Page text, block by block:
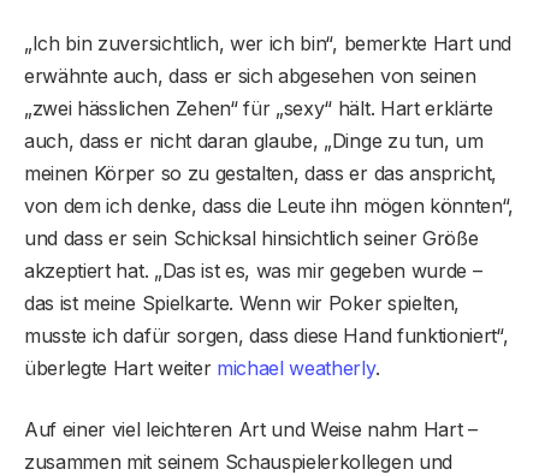
„Ich bin zuversichtlich, wer ich bin“, bemerkte Hart und
erwähnte auch, dass er sich abgesehen von seinen
„zwei hässlichen Zehen“ für „sexy“ hält. Hart erklärte
auch, dass er nicht daran glaube, „Dinge zu tun, um
meinen Körper so zu gestalten, dass er das anspricht,
von dem ich denke, dass die Leute ihn mögen könnten“,
und dass er sein Schicksal hinsichtlich seiner Größe
akzeptiert hat. „Das ist es, was mir gegeben wurde –
das ist meine Spielkarte. Wenn wir Poker spielten,
musste ich dafür sorgen, dass diese Hand funktioniert“,
überlegte Hart weiter michael weatherly.
Auf einer viel leichteren Art und Weise nahm Hart –
zusammen mit seinem Schauspielerkollegen und